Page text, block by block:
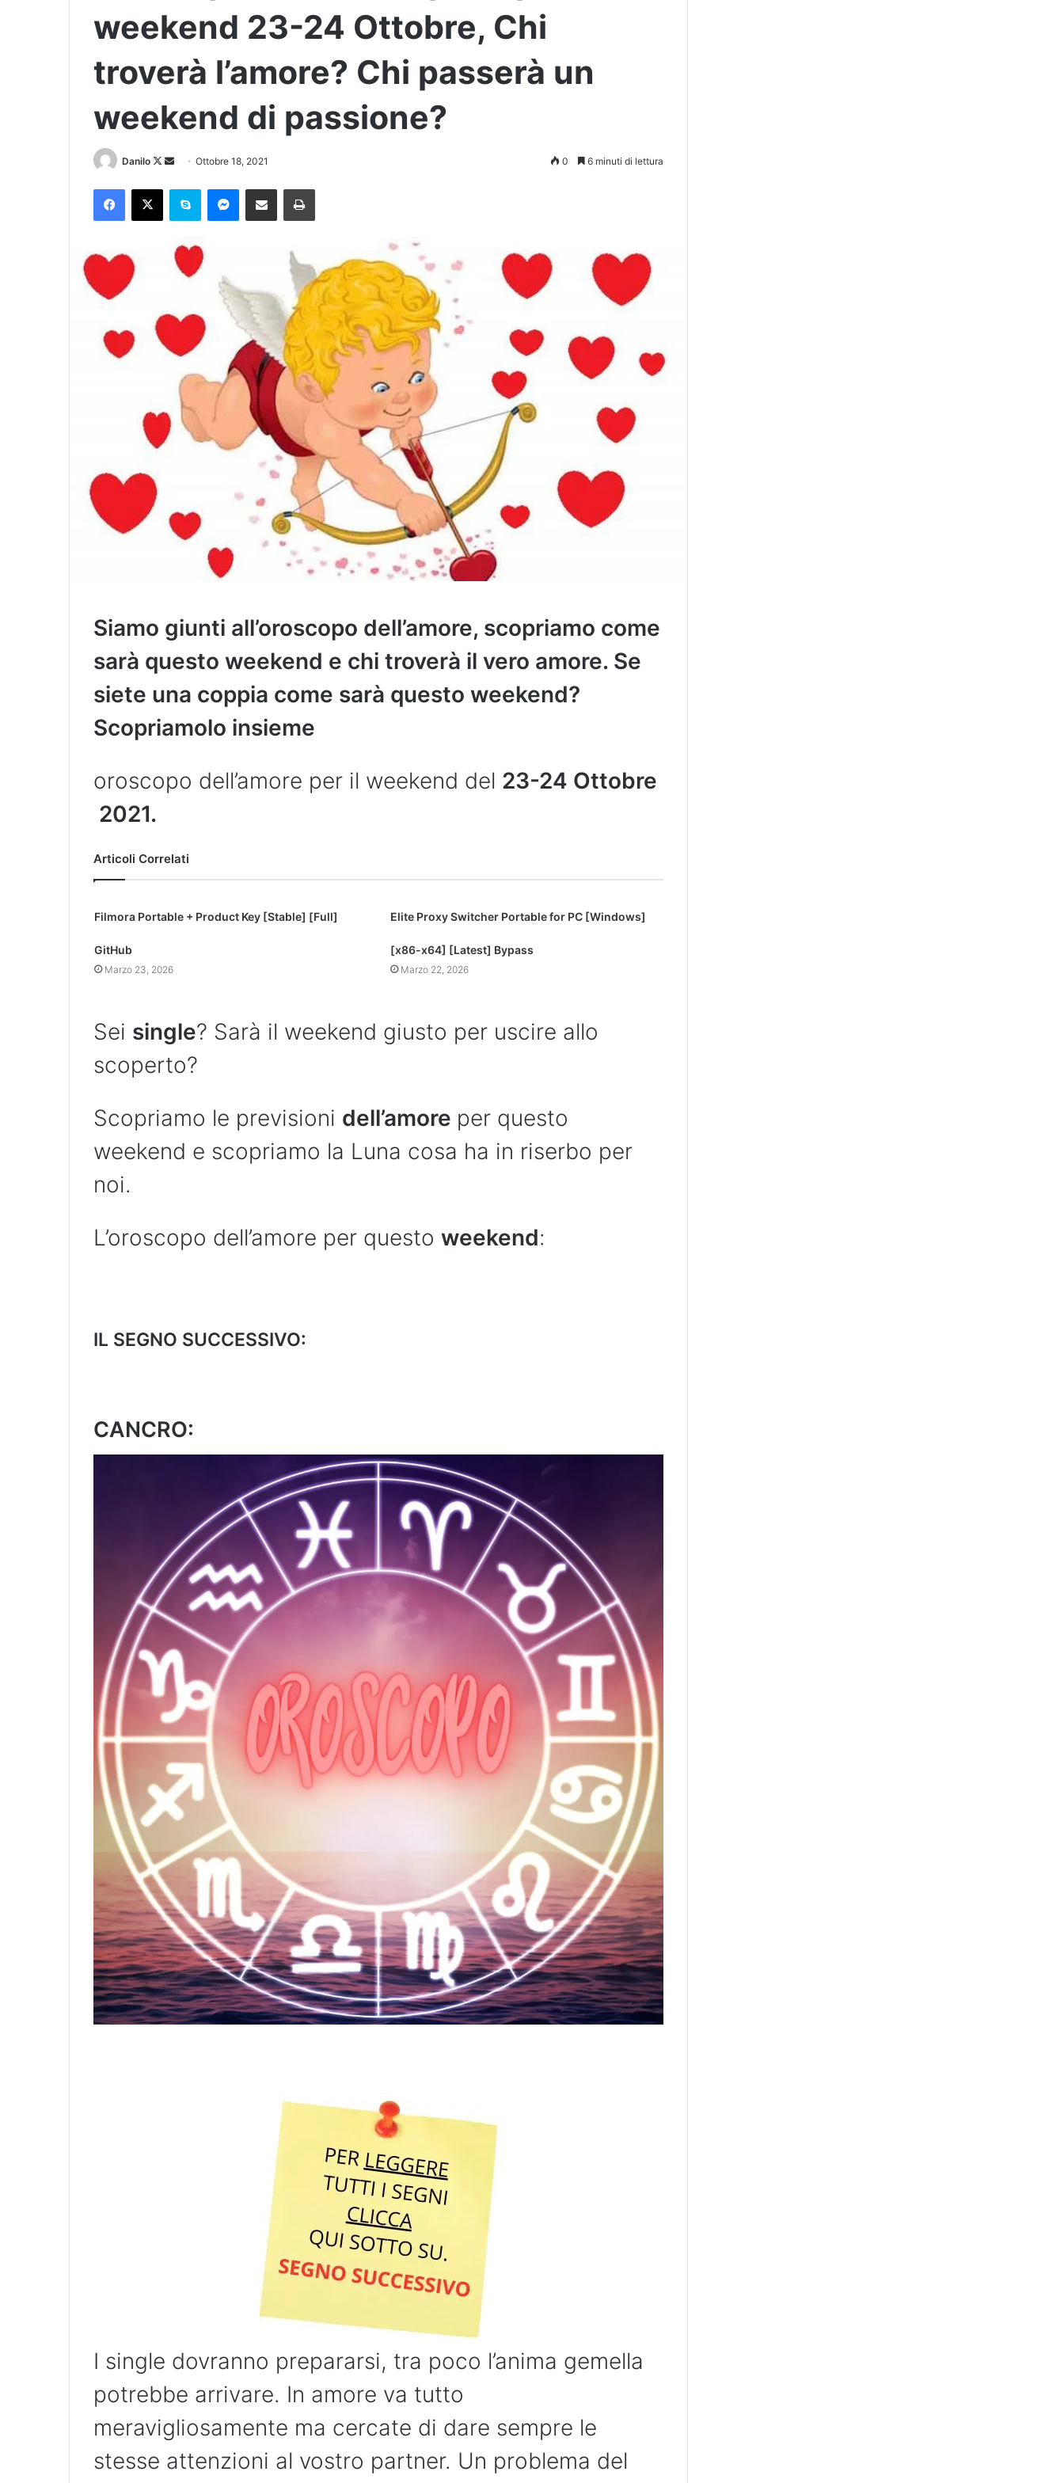
weekend 23-24 Ottobre, Chi
troverà l’amore? Chi passerà un
weekend di passione?
Danilo Ottobre 18, 2021 0 6 minuti di lettura
Siamo giunti all’oroscopo dell’amore, scopriamo come
sarà questo weekend e chi troverà il vero amore. Se
siete una coppia come sarà questo weekend?
Scopriamolo insieme
oroscopo dell’amore per il weekend del 23-24 Ottobre
2021.
Articoli Correlati
Filmora Portable + Product Key [Stable] [Full]
GitHub
Marzo 23, 2026
Elite Proxy Switcher Portable for PC [Windows]
[x86-x64] [Latest] Bypass
Marzo 22, 2026
Sei single? Sarà il weekend giusto per uscire allo
scoperto?
Scopriamo le previsioni dell’amore per questo
weekend e scopriamo la Luna cosa ha in riserbo per
noi.
L’oroscopo dell’amore per questo weekend:
IL SEGNO SUCCESSIVO:
CANCRO:
I single dovranno prepararsi, tra poco l’anima gemella
potrebbe arrivare. In amore va tutto
meravigliosamente ma cercate di dare sempre le
stesse attenzioni al vostro partner. Un problema del